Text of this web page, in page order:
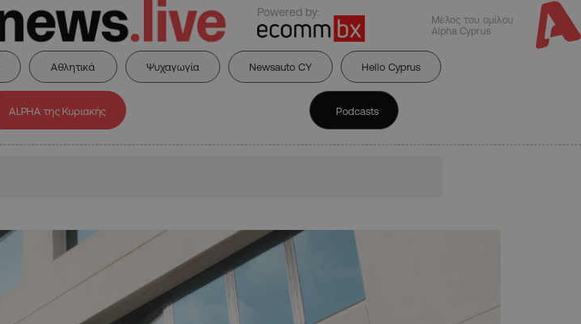
Powered by:
Μέλος του ομίλου
Alpha Cyprus
Αθλητικά Ψυχαγωγία Newsauto CY Hello Cyprus
ALPHA της Κυριακής Podcasts